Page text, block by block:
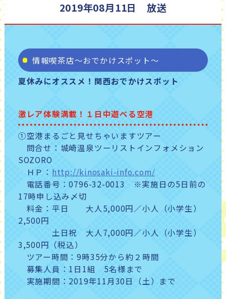
2019年08月11日 放送
情報喫茶店～おでかけスポット～
夏休みにオススメ！関西おでかけスポット
激レア体験満載！１日中遊べる空港
①空港まるごと見せちゃいますツアー
問合せ：城崎温泉ツーリストインフォメション
SOZORO
ＨＰ： http://kinosaki-info.com/
電話番号：0796-32-0013 ※実施日の5日前の
17時申し込み〆切
料金：平日 大人5,000円／小人（小学生）
2,500円
土日祝 大人7,000円／小人（小学生）
3,500円（税込）
ツアー時間：9時35分から約２時間
募集人員：1日1組 5名様まで
実施期間：2019年11月30日（土）まで